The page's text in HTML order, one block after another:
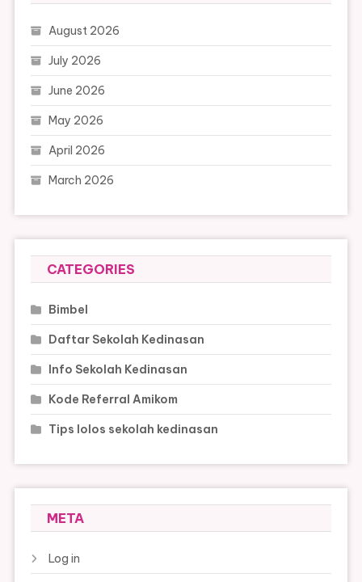
August 2026
July 2026
June 2026
May 2026
April 2026
March 2026
CATEGORIES
Bimbel
Daftar Sekolah Kedinasan
Info Sekolah Kedinasan
Kode Referral Amikom
Tips lolos sekolah kedinasan
META
Log in